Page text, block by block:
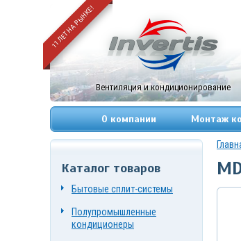
11 ЛЕТ НА РЫНКЕ!
Вентиляция и кондиционирование
О компании Монтаж
Каталог товаров
Бытовые сплит-системы
Полупромышленные
кондиционеры